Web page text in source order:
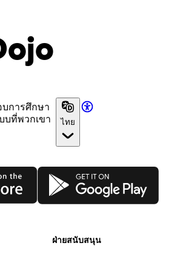
การศึกษา
บที่พวกเขา
ไทย
Google Play
ฝ่ายสนับสนุน